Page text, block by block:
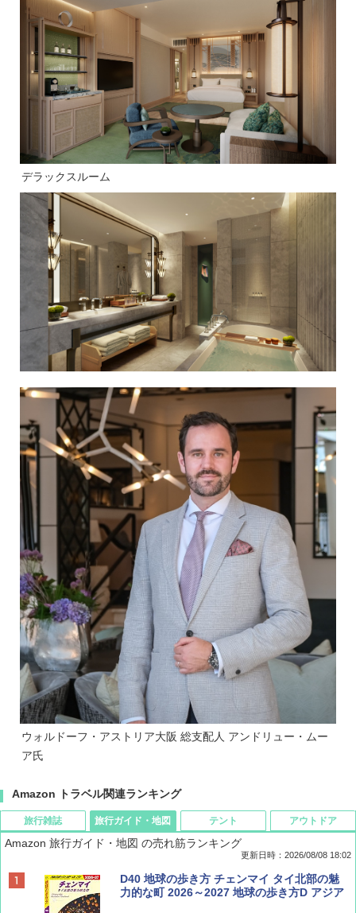
デラックスルーム
ウォルドーフ・アストリア大阪 総支配人 アンドリュー・ムー
ア氏
Amazon トラベル関連ランキング
旅行雑誌
BE-PAL(ビ-パル) 2026年 9 月号【特別付録:
SOTO ミニマル"旅"財布 ランダム2種】
旅行ガイド・地図
Amazon 旅行ガイド・地図 の売れ筋ランキング
更新日時：2026/08/08 18:02
D40 地球の歩き方 チェンマイ タイ北部の魅
力的な町 2026～2027 地球の歩き方D アジア
テント アウトドア